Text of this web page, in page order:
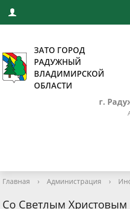
ЗАТО ГОРОД
РАДУЖНЫЙ
ВЛАДИМИРСКОЙ
ОБЛАСТИ
г.
Главная › Администрация ›
Со Светлым Христовым